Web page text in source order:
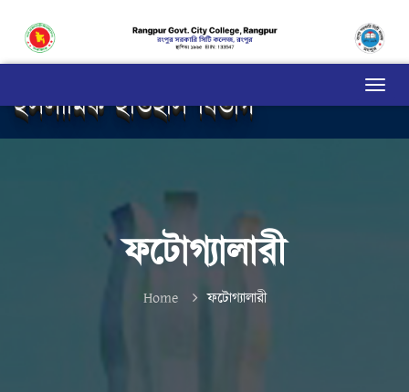
ইসলামিক ইতিহাস বিভাগ
ফটোগ্যালারী
Home ফটোগ্যালারী